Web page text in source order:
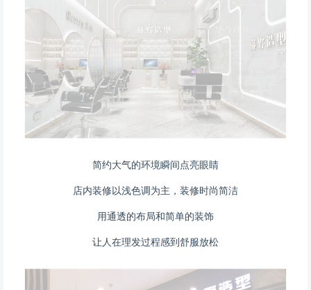
简约大气的环境瞬间点亮眼睛
店内装修以浅色调为主，装修时尚简洁
用通透的布局和简单的装饰
让人在理发过程感到舒服放松